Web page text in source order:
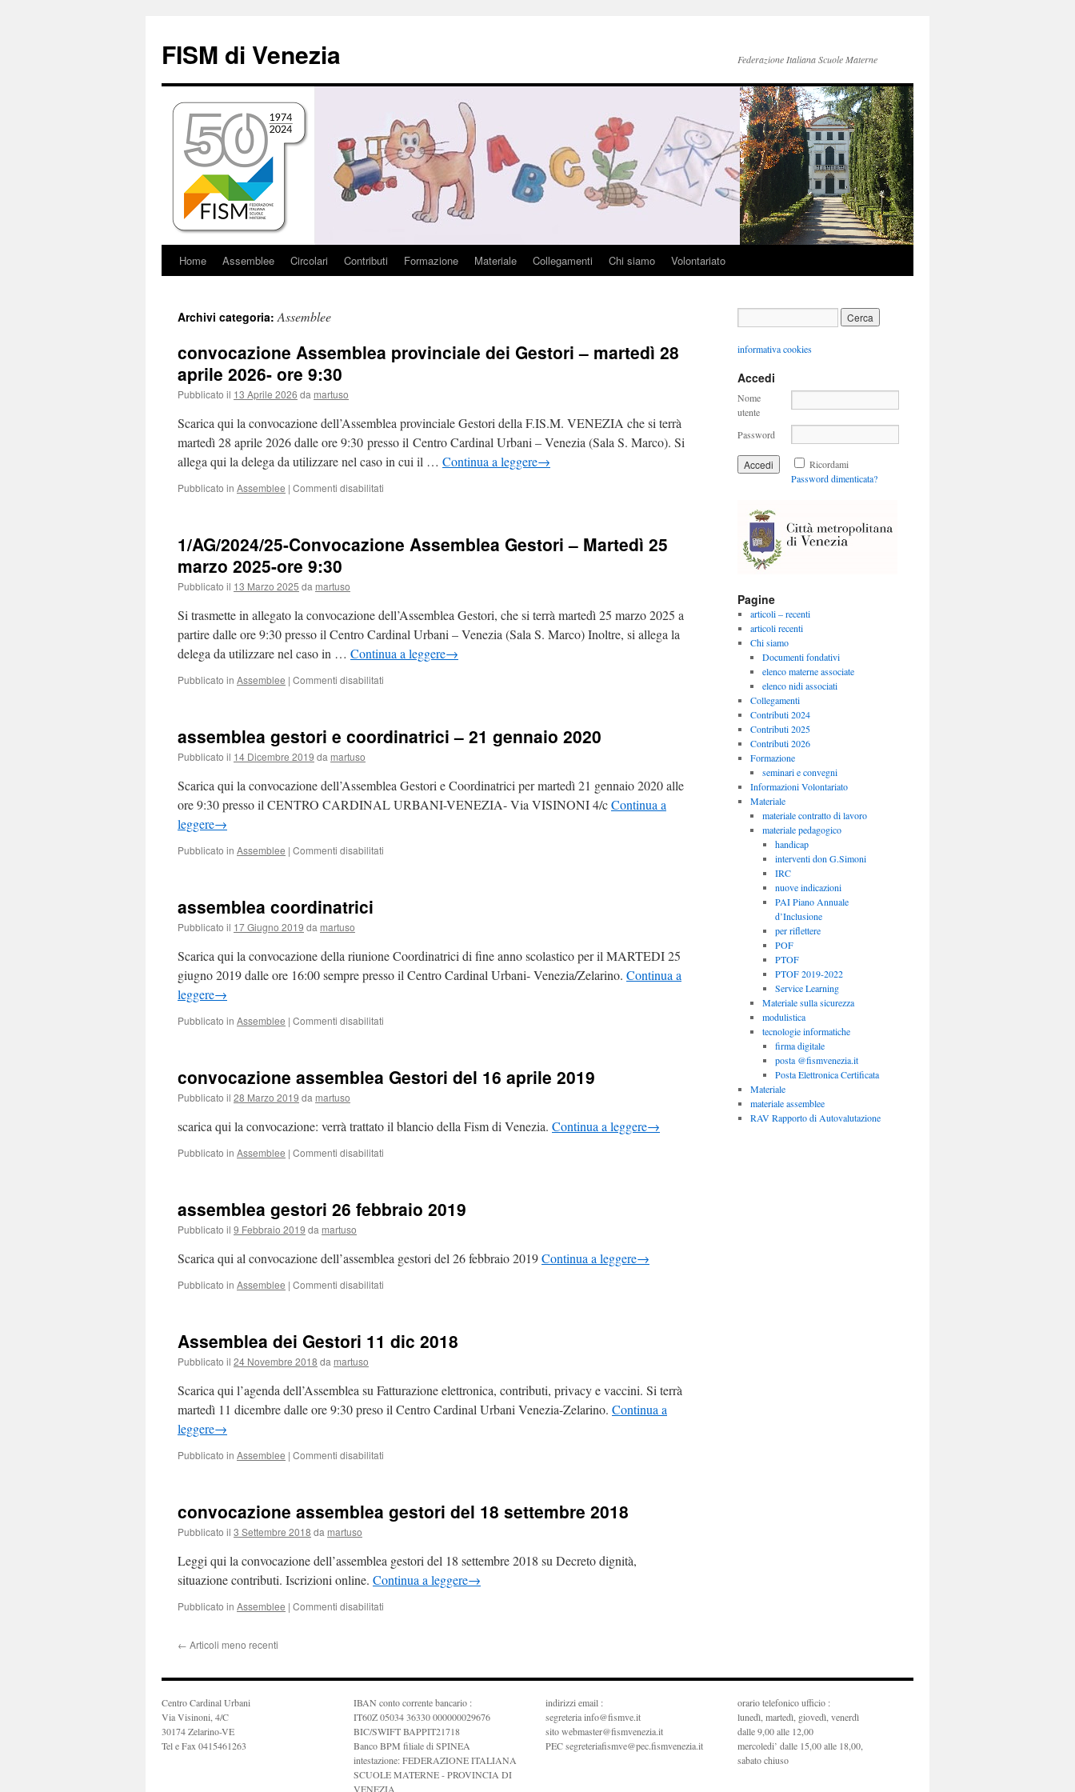
contenuto
FISM di Venezia Federazione Italiana Scuole Materne
Home Assemblee Circolari Contributi Formazione Materiale Collegamenti Chi siamo Volontariato
Archivi categoria:Assemblee
convocazione Assemblea provinciale dei Gestori – martedì 28
aprile 2026- ore 9:30
Pubblicato il 13 Aprile 2026 da martuso
Scarica qui la convocazione dell’Assemblea provinciale Gestori della F.IS.M. VENEZIA che si terrà
martedì 28 aprile 2026 dalle ore 9:30 presso il Centro Cardinal Urbani – Venezia (Sala S. Marco). Si
allega qui la delega da utilizzare nel caso in cui il … Continua a leggere→
Pubblicato in Assemblee | Commenti disabilitati
dei
aprile
2026-
9:30
1/AG/2024/25-Convocazione Assemblea Gestori – Martedì 25
marzo 2025-ore 9:30
Pubblicato il 13 Marzo 2025 da martuso
Si trasmette in allegato la convocazione dell’Assemblea Gestori, che si terrà martedì 25 marzo 2025 a
partire dalle ore 9:30 presso il Centro Cardinal Urbani – Venezia (Sala S. Marco) Inoltre, si allega la
delega da utilizzare nel caso in … Continua a leggere→
Pubblicato in Assemblee | Commenti disabilitati
Gestori
25
marzo
2025-
assemblea gestori e coordinatrici – 21 gennaio 2020
Pubblicato il 14 Dicembre 2019 da martuso
Scarica qui la convocazione dell’Assemblea Gestori e Coordinatrici per martedì 21 gennaio 2020 alle
ore 9:30 presso il CENTRO CARDINAL URBANI-VENEZIA- Via VISINONI 4/cContinua a
leggere→
Pubblicato in Assemblee | Commenti disabilitati
gennaio
2020
assemblea coordinatrici
Pubblicato il 17 Giugno 2019 da martuso
Scarica qui la convocazione della riunione Coordinatrici di fine anno scolastico per il MARTEDI 25
giugno 2019 dalle ore 16:00 sempre presso il Centro Cardinal Urbani- Venezia/Zelarino. Continua a
leggere→
Pubblicato in Assemblee | Commenti disabilitati
convocazione assemblea Gestori del 16 aprile 2019
Pubblicato il 28 Marzo 2019 da martuso
scarica qui la convocazione: verrà trattato il blancio della Fism di Venezia. Continua a leggere→
Pubblicato in Assemblee | Commenti disabilitati
del
assemblea gestori 26 febbraio 2019
Pubblicato il 9 Febbraio 2019 da martuso
Scarica qui al convocazione dell’assemblea gestori del 26 febbraio 2019Continua a leggere→
Pubblicato in Assemblee | Commenti disabilitati
febbraio
Assemblea dei Gestori 11 dic 2018
Pubblicato il 24 Novembre 2018 da martuso
Scarica qui l’agenda dell’Assemblea su Fatturazione elettronica, contributi, privacy e vaccini. Si terrà
martedì 11 dicembre dalle ore 9:30 preso il Centro Cardinal Urbani Venezia-Zelarino. Continua a
leggere→
Pubblicato in Assemblee | Commenti disabilitati
11
dic
convocazione assemblea gestori del 18 settembre 2018
Pubblicato il 3 Settembre 2018 da martuso
Leggi qui la convocazione dell’assemblea gestori del 18 settembre 2018 su Decreto dignità,
situazione contributi. Iscrizioni online. Continua a leggere→
Pubblicato in Assemblee | Commenti disabilitati
18
2018
← Articoli meno recenti
informativa cookies
Accedi
Nome
utente
Password
Ricordami
Password dimenticata?
Pagine
articoli – recenti
articoli recenti
Chi siamo
Documenti fondativi
elenco materne associate
elenco nidi associati
Collegamenti
Contributi 2024
Contributi 2025
Contributi 2026
Formazione
seminari e convegni
Informazioni Volontariato
Materiale
materiale contratto di lavoro
materiale pedagogico
handicap
interventi don G.Simoni
IRC
nuove indicazioni
PAI Piano Annuale
d’Inclusione
per riflettere
POF
PTOF
PTOF 2019-2022
Service Learning
Materiale sulla sicurezza
modulistica
tecnologie informatiche
firma digitale
posta @fismvenezia.it
Posta Elettronica Certificata
Materiale
materiale assemblee
RAV Rapporto di Autovalutazione
Centro Cardinal Urbani
Via Visinoni, 4/C
30174 Zelarino-VE
Tel e Fax 0415461263
IBAN conto corrente bancario :
IT60Z 05034 36330 000000029676
BIC/SWIFT BAPPIT21718
Banco BPM filiale di SPINEA
intestazione: FEDERAZIONE ITALIANA
SCUOLE MATERNE - PROVINCIA DI
VENEZIA
indirizzi email :
segreteria info@fismve.it
sito webmaster@fismvenezia.it
PEC segreteriafismve@pec.fismvenezia.it
orario telefonico ufficio :
lunedì, martedì, giovedì, venerdì
dalle 9,00 alle 12,00
mercoledi’ dalle 15,00 alle 18,00,
sabato chiuso